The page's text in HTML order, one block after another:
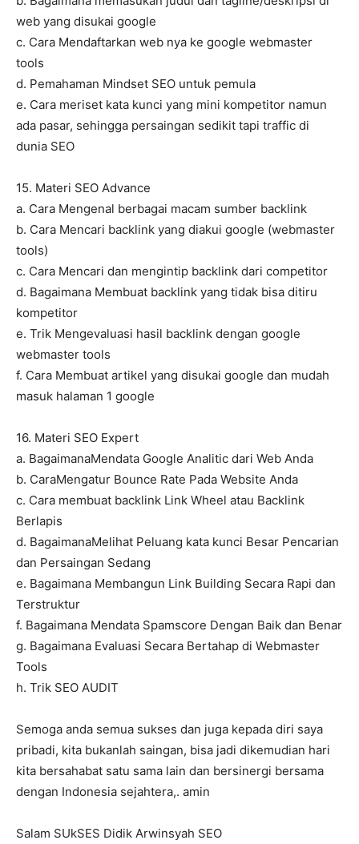
web yang disukai google
c. Cara Mendaftarkan web nya ke google webmaster
tools
d. Pemahaman Mindset SEO untuk pemula
e. Cara meriset kata kunci yang mini kompetitor namun
ada pasar, sehingga persaingan sedikit tapi traffic di
dunia SEO
15. Materi SEO Advance
a. Cara Mengenal berbagai macam sumber backlink
b. Cara Mencari backlink yang diakui google (webmaster
tools)
c. Cara Mencari dan mengintip backlink dari competitor
d. Bagaimana Membuat backlink yang tidak bisa ditiru
kompetitor
e. Trik Mengevaluasi hasil backlink dengan google
webmaster tools
f. Cara Membuat artikel yang disukai google dan mudah
masuk halaman 1 google
16. Materi SEO Expert
a. BagaimanaMendata Google Analitic dari Web Anda
b. CaraMengatur Bounce Rate Pada Website Anda
c. Cara membuat backlink Link Wheel atau Backlink
Berlapis
d. BagaimanaMelihat Peluang kata kunci Besar Pencarian
dan Persaingan Sedang
e. Bagaimana Membangun Link Building Secara Rapi dan
Terstruktur
f. Bagaimana Mendata Spamscore Dengan Baik dan Benar
g. Bagaimana Evaluasi Secara Bertahap di Webmaster
Tools
h. Trik SEO AUDIT
Semoga anda semua sukses dan juga kepada diri saya
pribadi, kita bukanlah saingan, bisa jadi dikemudian hari
kita bersahabat satu sama lain dan bersinergi bersama
dengan Indonesia sejahtera,. amin
Salam SUkSES Didik Arwinsyah SEO